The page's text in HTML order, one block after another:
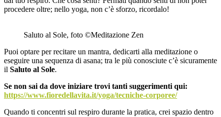
procedere oltre; nello yoga, non c’è sforzo, ricordalo!
Saluto al Sole, foto ©Meditazione Zen
Puoi optare per recitare un mantra, dedicarti alla meditazione o
eseguire una sequenza di asana; tra le più conosciute c’è sicuramente
il Saluto al Sole.
Se non sai da dove iniziare trovi tanti suggerimenti qui:
https://www.fioredellavita.it/yoga/tecniche-corporee/
Quando ti concentri sul respiro durante la pratica, crei spazio dentro